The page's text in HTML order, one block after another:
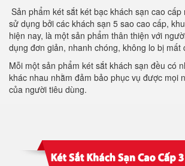
Sản phẩm két sắt két bạc khách sạn cao
sử dụng bởi các khách sạn 5 sao cao cấp,
hiện nay, là một sản phẩm thân thiện với
dụng đơn giản, nhanh chóng, không lo bị mất
Mỗi một sản phẩm két sắt khách sạn đều có
khác nhau nhằm đảm bảo phục vụ được mọi
của người tiêu dùng.